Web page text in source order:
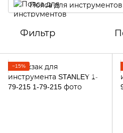
Пояса для инструментов
Фильтр
−15%